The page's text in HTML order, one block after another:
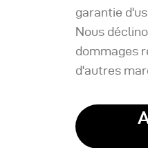
garantie
Nous
dommages
d'autres